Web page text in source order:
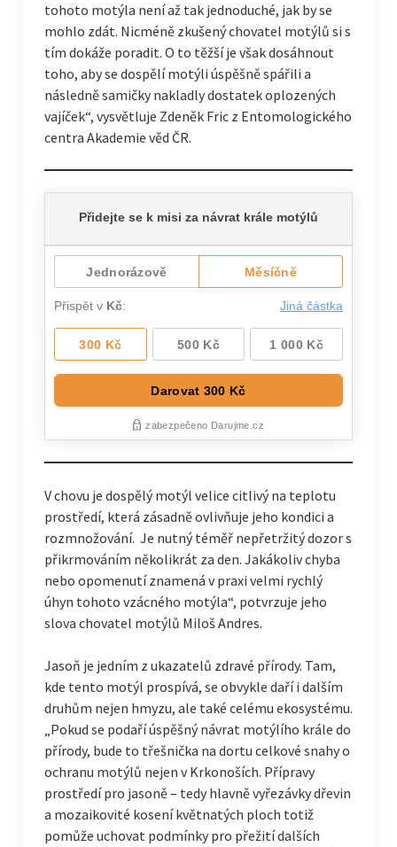
tohoto motýla není až tak jednoduché, jak by se
mohlo zdát. Nicméně zkušený chovatel motýlů si s
tím dokáže poradit. O to těžší je však dosáhnout
toho, aby se dospělí motýli úspěšně spářili a
následně samičky nakladly dostatek oplozených
vajíček“, vysvětluje Zdeněk Fric z Entomologického
centra Akademie věd ČR.
V chovu je dospělý motýl velice citlivý na teplotu
prostředí, která zásadně ovlivňuje jeho kondici a
rozmnožování. Je nutný téměř nepřetržitý dozor s
přikrmováním několikrát za den. Jakákoliv chyba
nebo opomenutí znamená v praxi velmi rychlý
úhyn tohoto vzácného motýla“, potvrzuje jeho
slova chovatel motýlů Miloš Andres.
Jasoň je jedním z ukazatelů zdravé přírody. Tam,
kde tento motýl prospívá, se obvykle daří i dalším
druhům nejen hmyzu, ale také celému ekosystému.
„Pokud se podaří úspěšný návrat motýlího krále do
přírody, bude to třešnička na dortu celkové snahy o
ochranu motýlů nejen v Krkonoších. Přípravy
prostředí pro jasoně – tedy hlavně vyřezávky dřevin
a mozaikovité kosení květnatých ploch totiž
pomůže uchovat podmínky pro přežití dalších